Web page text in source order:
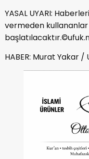
YASAL UYARI:
vermeden kullananlar
HABER: Murat Yakar